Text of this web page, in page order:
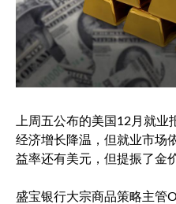
上周五公布的美国12月就
经济增长降温，但就业市场
益率还有美元，但提振了金
盛宝银行大宗商品策略主管